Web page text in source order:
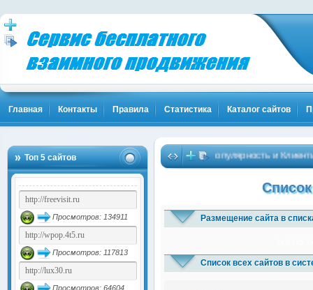
Главная Контакты Правила Статистика Каталог сайтов
Топ 5 сайтов
Просмотров: 134911
Просмотров: 117813
Просмотров: 64604
Твоя Популярность и
Размещение сайта в
Список всех сайтов в